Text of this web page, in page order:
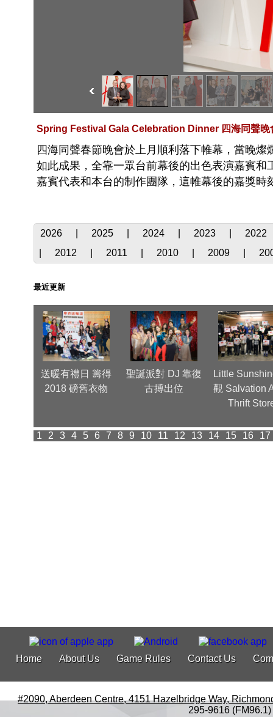
Spring Festival Gala Celebration Dinner 四海同聲晚
四海同聲春節晚會於上月順利落下帷幕，當晚
如此成果，全靠一眾台前幕後的出色表演嘉賓
嘉賓代表和本台的制作團隊，這帷幕後的嘉獎
2026 2025 2024 2023
2022
2012 2011 2010 2009
最近更新
送暖有禮日 籌得
2018 磅舊衣物
聖誕派對 DJ 靠復
古搏出位
Little
觀 Salvation
Thrift
1 2 3 4 5 6 7 8 9 10 11 12 13 14 15 16 17
Home About Us Game Rules Contact Us
#2090, Aberdeen Centre, 4151 Hazelbridge Way,
295-9616 (FM96.1)